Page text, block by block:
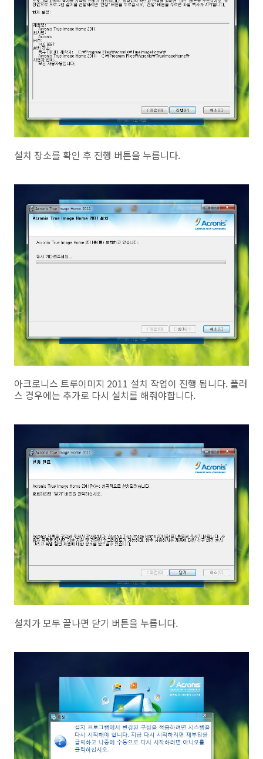
설치 장소를 확인 후 진행 버튼을 누릅니다.
아크로니스 트루이미지 2011 설치 작업이 진행 됩니다. 플러
스 경우에는 추가로 다시 설치를 해줘야합니다.
설치가 모두 끝나면 닫기 버튼을 누릅니다.